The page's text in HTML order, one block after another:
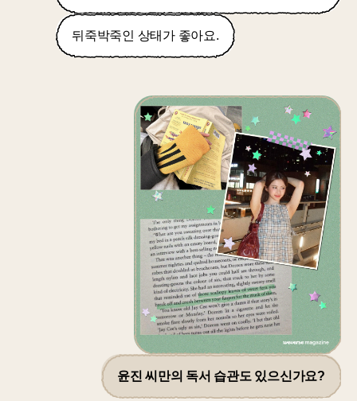
뒤죽박죽인 상태가 좋아요.
윤진 씨만의 독서 습관도 있으신가요?